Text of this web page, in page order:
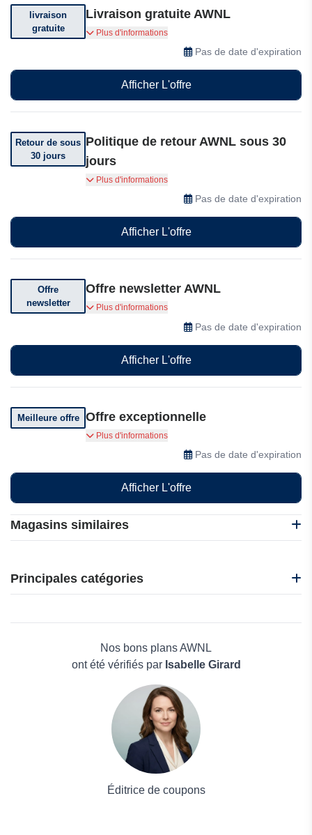
Magasins similaires
1001 Pendules
Fanci
I perles
L Atelier D Amaya
Principales catégories
Maison & JardinNos bons plans AWNL
ont été vérifiés par Isabelle Girard
Éditrice de coupons
livraison
gratuite
Livraison gratuite AWNL
Livraison gratuite en Europe dès 100$ d'achat et
dans le monde entier dès 200$ d'achat.
Plus d'informations
Pas de date d'expiration
Afficher L'offre
Retour de sous
30 jours
Politique de retour AWNL sous 30
jours
Vous pouvez retourner votre commande dans
les 30 jours suivant sa réception.
Plus d'informations
Pas de date d'expiration
Afficher L'offre
Offre
newsletter
Offre newsletter AWNL
Abonnez-vous pour recevoir des offres et des
codes de réduction spéciaux.
Plus d'informations
Pas de date d'expiration
Afficher L'offre
Meilleure offre Offre exceptionnelle
Profitez d'offres exceptionnelles
Plus d'informations
Pas de date d'expiration
Afficher L'offre